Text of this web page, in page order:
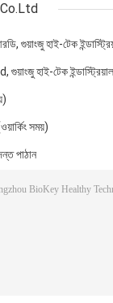
গুয়াংজু হাই-টেক
হাই-টেক
সময়)
পাঠান